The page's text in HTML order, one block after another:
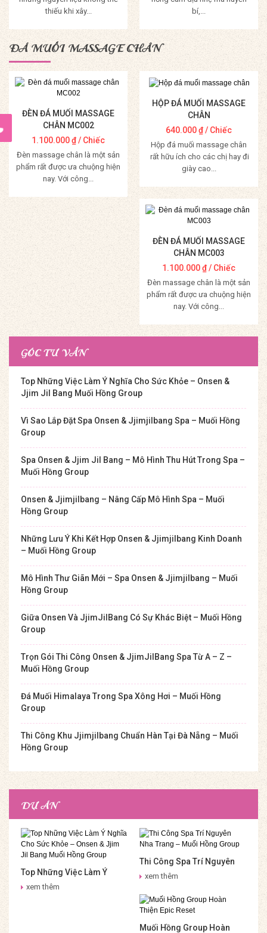
thiếu khi xây...
Mua Hàng
bí,...
Mua Hàng
ĐÁ MUỐI MASSAGE CHÂN
ĐÈN ĐÁ MUỐI MASSAGE
CHÂN MC002
1.100.000₫/ Chiếc
Đèn massage chân là một sản
phẩm rất được ưa chuộng hiện
nay. Với công...
Mua Hàng
HỘP ĐÁ MUỐI MASSAGE
CHÂN
640.000₫/ Chiếc
Hộp đá muối massage chân
rất hữu ích cho các chị hay đi
giày cao...
Mua Hàng
ĐÈN ĐÁ MUỐI MASSAGE
CHÂN MC003
1.100.000₫/ Chiếc
Đèn massage chân là một sản
phẩm rất được ưa chuộng hiện
nay. Với công...
Mua Hàng
GÓC TƯ VẤN
Top Những Việc Làm Ý Nghĩa Cho Sức Khỏe – Onsen &
Jjim Jil Bang Muối Hồng Group
Vì Sao Lắp Đặt Spa Onsen & Jjimjilbang Spa – Muối Hồng
Group
Spa Onsen & Jjim Jil Bang – Mô Hình Thu Hút Trong Spa –
Muối Hồng Group
Onsen & Jjimjilbang – Nâng Cấp Mô Hình Spa – Muối
Hồng Group
Những Lưu Ý Khi Kết Hợp Onsen & Jjimjilbang Kinh Doanh
– Muối Hồng Group
Mô Hình Thư Giãn Mới – Spa Onsen & Jjimjilbang – Muối
Hồng Group
Giữa Onsen Và JjimJilBang Có Sự Khác Biệt – Muối Hồng
Group
Trọn Gói Thi Công Onsen & JjimJilBang Spa Từ A – Z –
Muối Hồng Group
Đá Muối Himalaya Trong Spa Xông Hơi – Muối Hồng
Group
Thi Công Khu Jjimjilbang Chuẩn Hàn Tại Đà Nẵng – Muối
Hồng Group
DỰ ÁN
Top Những Việc Làm Ý
Nghĩa Cho Sức Khỏe –
xem thêm
Thi Công Spa Trí Nguyên
Nha Trang – Muối Hồng
xem thêm
Muối Hồng Group Hoàn